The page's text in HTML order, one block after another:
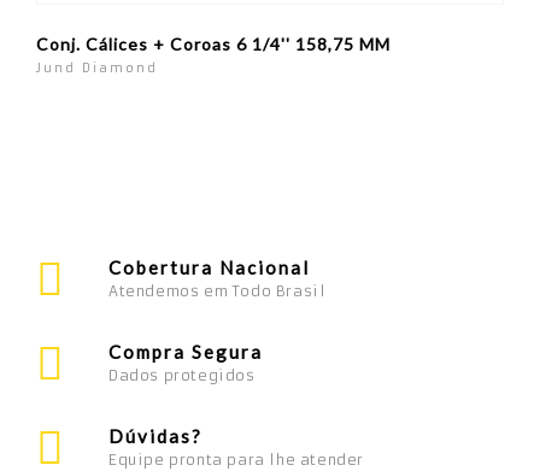
Conj. Cálices + Coroas 6 1/4'' 158,75 MM
Jund Diamond
Cobertura Nacional
Atendemos em Todo Brasil
Compra Segura
Dados protegidos
Dúvidas?
Equipe pronta para lhe atender